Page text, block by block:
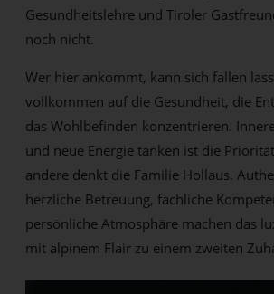
Gesundheitslehre und Tiroler
noch nicht.
Wer hier ankommt, kann sich fallen
vollkommen auf die Gesundheit, die
das Wohlbefinden konzentrieren.
und neue Energie tanken ist die
andere denkt die Familie Hollaus.
herzliche Betreuung, fachliche
persönliche Atmosphäre machen das
mit alpinem Flair zu einem zweiten